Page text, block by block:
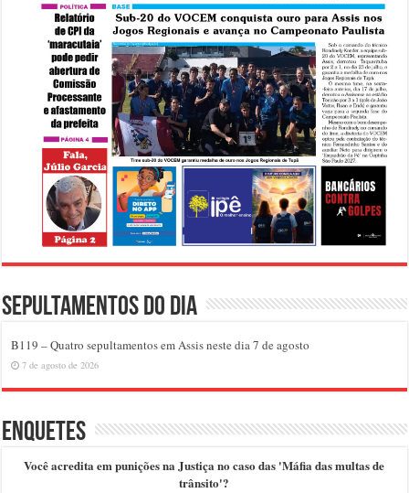
Sepultamentos do dia
B119 – Quatro sepultamentos em Assis neste dia 7 de agosto
7 de agosto de 2026
Enquetes
Você acredita em punições na Justiça no caso das 'Máfia das multas de
trânsito'?